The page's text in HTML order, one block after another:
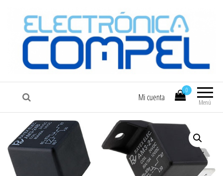
COMPEL Electrónica COMPEL
Menú
0
Mi cuenta